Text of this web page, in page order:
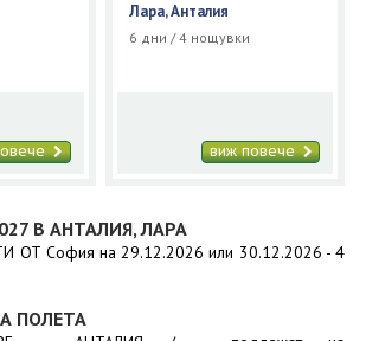
Лара, Анталия
6 дни / 4 нощувки
виж повече
В АНТАЛИЯ, ЛАРА
ОТ София на 29.12.2026 или 30.12.2026 - 4
ПОЛЕТА